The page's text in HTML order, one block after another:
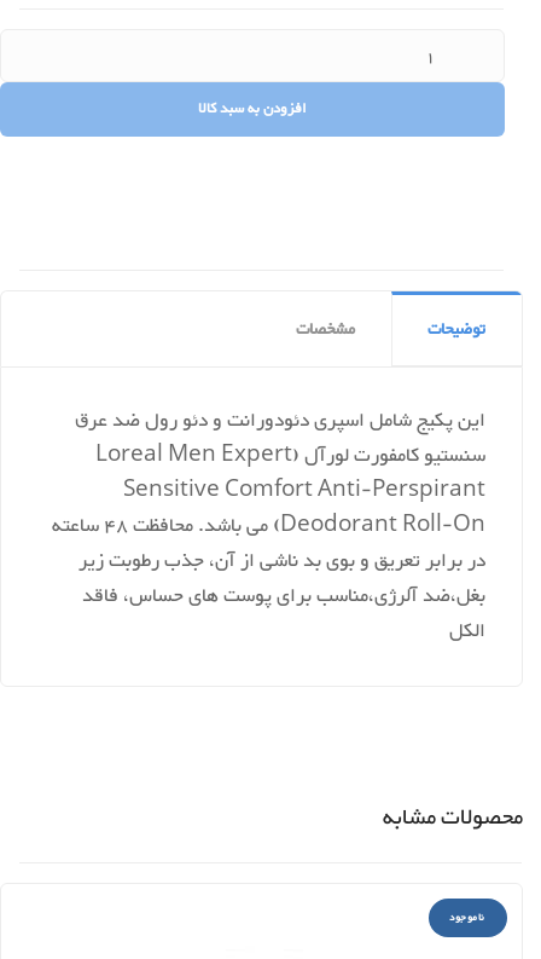
توضیحات مشخصات
این پکیج شامل اسپری دئودورانت و دئو رول ضد عرق
سنستیو کامفورت لورآل (Loreal Men Expert
Sensitive Comfort Anti-Perspirant
Deodorant Roll-On) می باشد. محافظت 48 ساعته
در برابر تعریق و بوی بد ناشی از آن، جذب رطوبت زیر
بغل،ضد آلرژی،مناسب برای پوست های حساس، فاقد
الکل
محصولات مشابه
ناموجود